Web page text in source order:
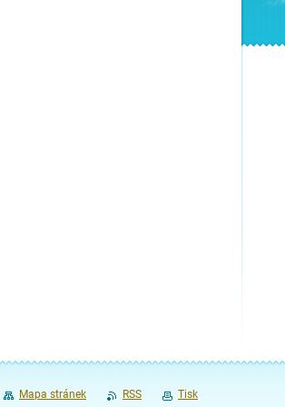
Mapa stránek RSS Tisk